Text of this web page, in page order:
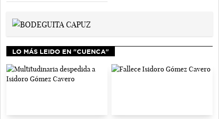
LO MÁS LEIDO EN "CUENCA"